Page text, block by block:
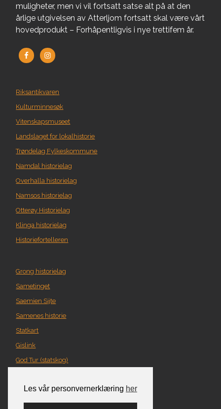
Les vår personvernerklæring her
muligheter, men vi vil fortsatt satse alt på at den
årlige utgivelsen av Atterljom fortsatt skal være vårt
hovedprodukt – Forhåpentligvis i nye trettifem år.
Riksantikvaren
Kulturminnesøk
Vitenskapsmuseet
Landslaget for lokalhistorie
Trøndelag Fylkeskommune
Namdal historielag
Overhalla historielag
Namsos historielag
Otterøy Historielag
Klinga historielag
Historiefortelleren
Grong historielag
Sametinget
Saemien Sijte
Samenes historie
Statkart
Gislink
God Tur (statskog)
Norgeskart
Turplanlegger